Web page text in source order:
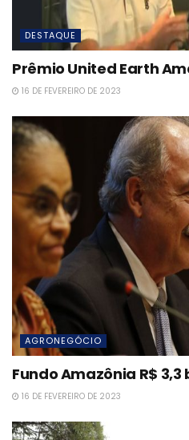
DESTAQUE
Prêmio United Earth
16 DE FEVEREIRO DE 2023
AGRONEGÓCIO
Fundo Amazônia R$
16 DE FEVEREIRO DE 2023